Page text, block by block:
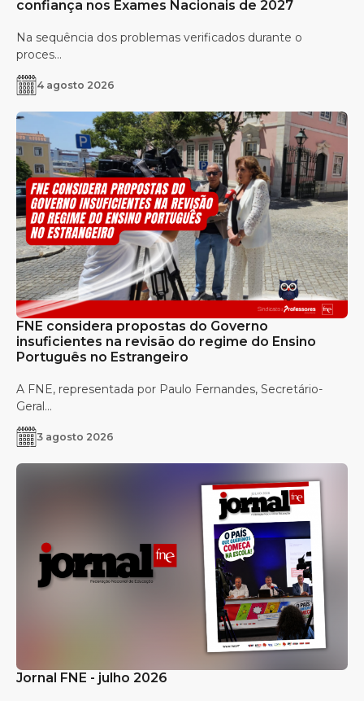
confiança nos Exames Nacionais de 2027
Na sequência dos problemas verificados durante o
proces...
4 agosto 2026
FNE considera propostas do Governo
insuficientes na revisão do regime do Ensino
Português no Estrangeiro
A FNE, representada por Paulo Fernandes, Secretário-
Geral...
3 agosto 2026
Jornal FNE - julho 2026